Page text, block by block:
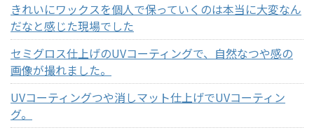
きれいにワックスを個人で保っていくのは本当に大変なん
だなと感じた現場でした
セミグロス仕上げのUVコーティングで、自然なつや感の
画像が撮れました。
UVコーティングつや消しマット仕上げでUVコーティン
グ。